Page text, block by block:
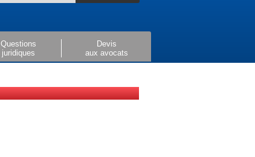
Questions
juridiques
Devis
aux avocats